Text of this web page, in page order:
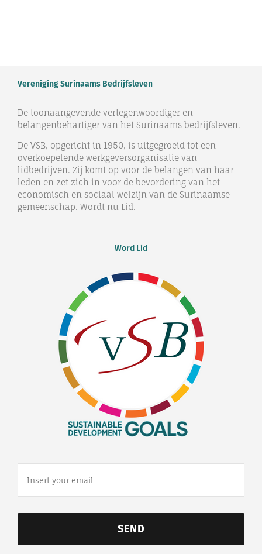
Vereniging Surinaams Bedrijfsleven
De toonaangevende vertegenwoordiger en
belangenbehartiger van het Surinaams bedrijfsleven.
De VSB, opgericht in 1950, is uitgegroeid tot een
overkoepelende werkgeversorganisatie van
lidbedrijven. Zij komt op voor de belangen van haar
leden en zet zich in voor de bevordering van het
economisch en sociaal welzijn van de Surinaamse
gemeenschap. Wordt nu Lid.
Word Lid